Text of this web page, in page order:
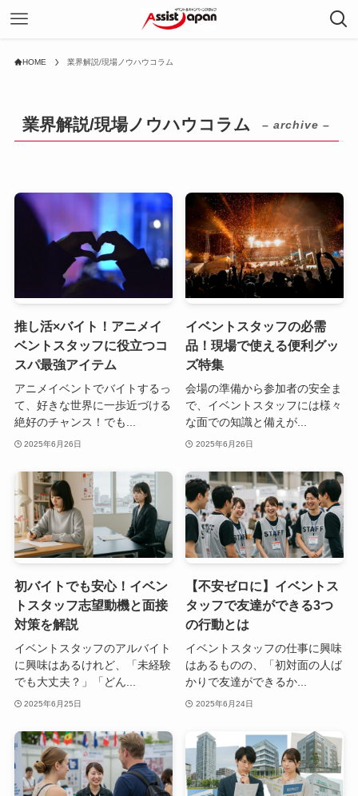
HOME 業界解説/現場ノウハウコラム
業界解説/現場ノウハウコラム – archive –
推し活×バイト！アニメイ
ベントスタッフに役立つコ
スパ最強アイテム
アニメイベントでバイトするっ
て、好きな世界に一歩近づける
絶好のチャンス！でも...
2025年6月26日
イベントスタッフの必需
品！現場で使える便利グッ
ズ特集
会場の準備から参加者の安全ま
で、イベントスタッフには様々
な面での知識と備えが...
2025年6月26日
初バイトでも安心！イベン
トスタッフ志望動機と面接
対策を解説
イベントスタッフのアルバイト
に興味はあるけれど、「未経験
でも大丈夫？」「どん...
2025年6月25日
【不安ゼロに】イベントス
タッフで友達ができる3つ
の行動とは
イベントスタッフの仕事に興味
はあるものの、「初対面の人ば
かりで友達ができるか...
2025年6月24日